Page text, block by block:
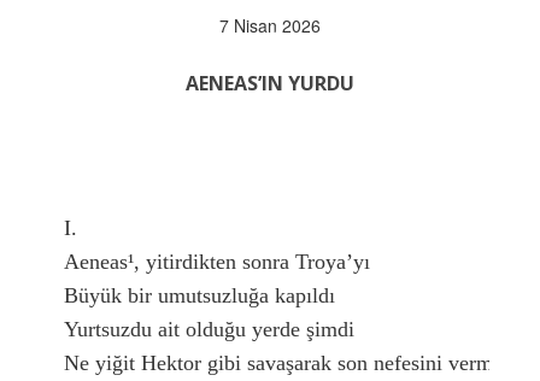
7 Nisan 2026
AENEAS’IN YURDU
I.
Aeneas¹, yitirdikten sonra Troya’yı
Büyük bir umutsuzluğa kapıldı
Yurtsuzdu ait olduğu yerde şimdi
Ne yiğit Hektor gibi savaşarak son nefesini vermişti